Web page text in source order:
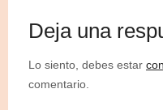
Deja una
Lo siento, debes estar
comentario.